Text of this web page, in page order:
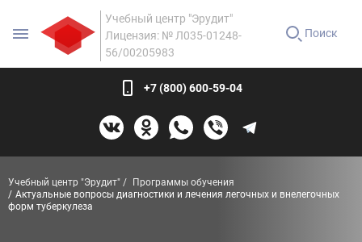
Учебный центр "Эрудит"
Лицензия: № Л035-01248-
56/00205983
Поиск
+7 (800) 600-59-04
Учебный центр "Эрудит"
Программы обучения
Актуальные вопросы диагностики и лечения легочных и внелегочных
форм туберкулеза